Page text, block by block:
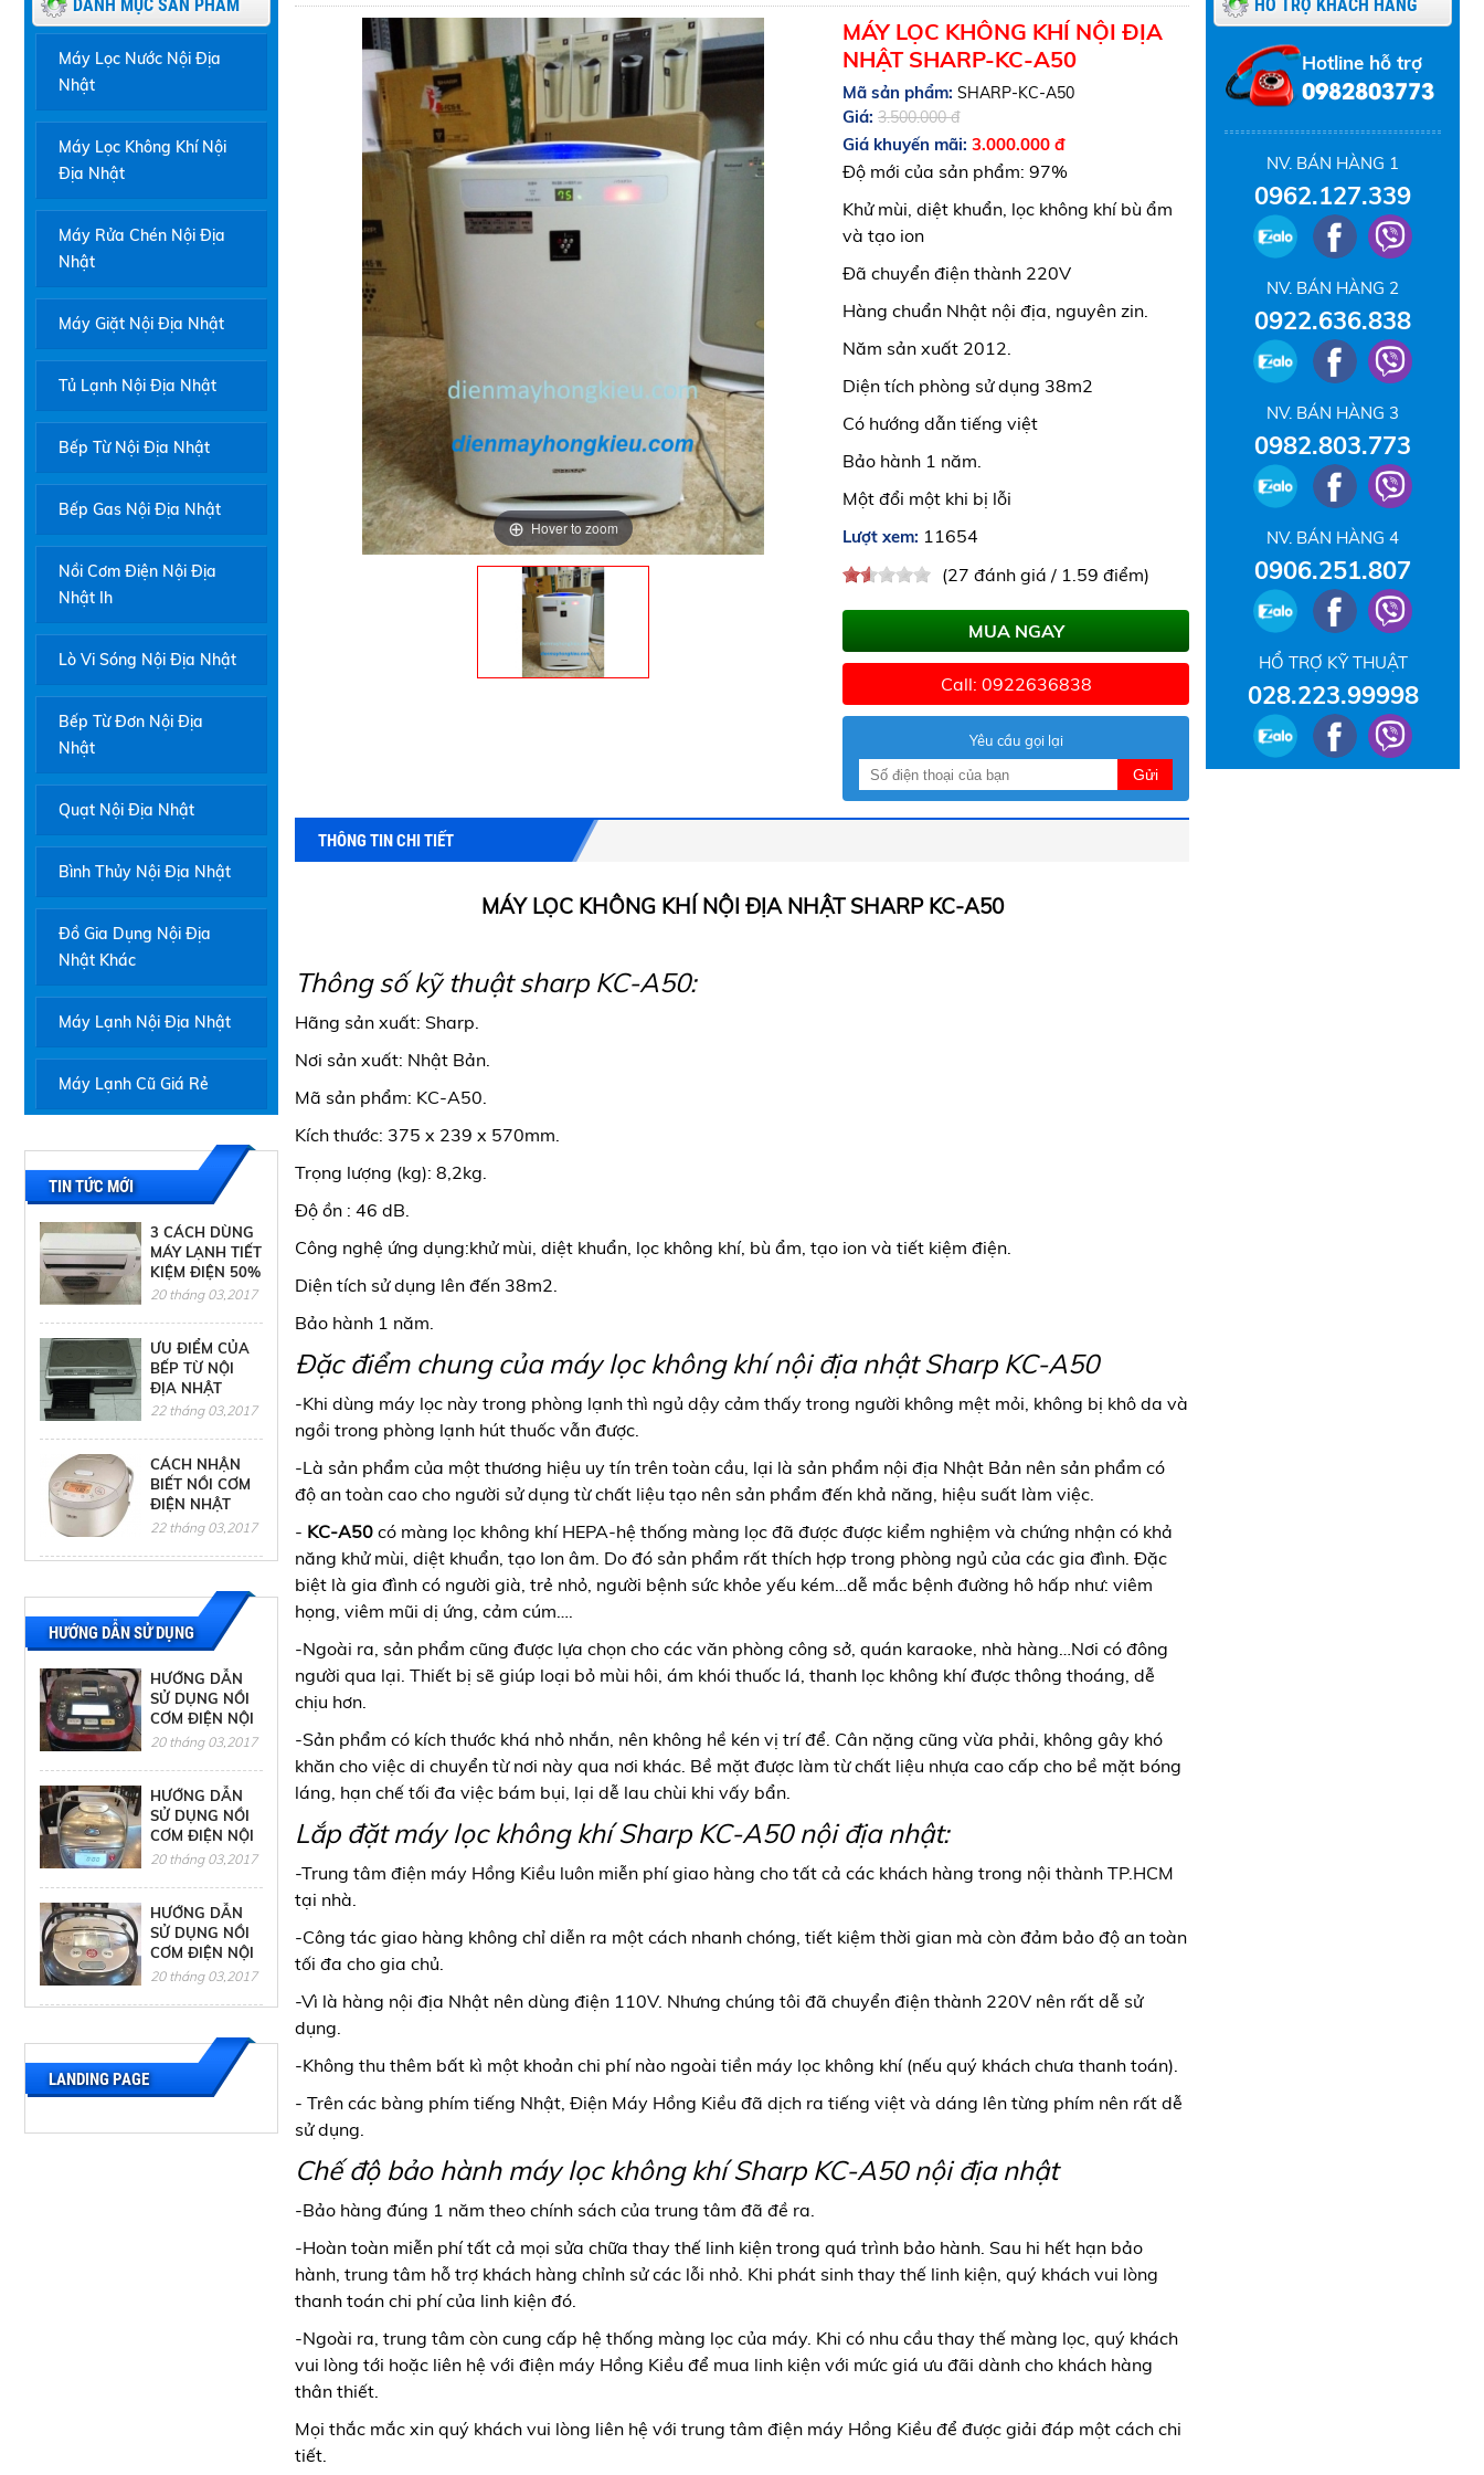
HỖ TRỢ KHÁCH HÀNG
Hotline hỗ trợ
0982803773
NV. BÁN HÀNG 1
0962.127.339
NV. BÁN HÀNG 2
0922.636.838
NV. BÁN HÀNG 3
0982.803.773
NV. BÁN HÀNG 4
0906.251.807
HỔ TRỢ KỸ THUẬT
028.223.99998
Hover to zoom
MÁY LỌC KHÔNG KHÍ NỘI ĐỊA
NHẬT SHARP-KC-A50
Mã sản phẩm: SHARP-KC-A50
Giá: 3.500.000 đ
Giá khuyến mãi: 3.000.000 đ
Độ mới của sản phẩm: 97%
Khử mùi, diệt khuẩn, lọc không khí bù ẩm
và tạo ion
Đã chuyển điện thành 220V
Hàng chuẩn Nhật nội địa, nguyên zin.
Năm sản xuất 2012.
Diện tích phòng sử dụng 38m2
Có hướng dẫn tiếng việt
Bảo hành 1 năm.
Một đổi một khi bị lỗi
Lượt xem: 11654
(27 đánh giá / 1.59 điểm)
MUA NGAY
Call: 0922636838
Yêu cầu gọi lại
Gửi
THÔNG TIN CHI TIẾT
MÁY LỌC KHÔNG KHÍ NỘI ĐỊA NHẬT SHARP KC-A50
Thông số kỹ thuật sharp KC-A50:
Hãng sản xuất: Sharp.
Nơi sản xuất: Nhật Bản.
Mã sản phẩm: KC-A50.
Kích thước: 375 x 239 x 570mm.
Trọng lượng (kg): 8,2kg.
Độ ồn : 46 dB.
Công nghệ ứng dụng:khử mùi, diệt khuẩn, lọc không khí, bù ẩm, tạo ion và tiết kiệm điện.
Diện tích sử dụng lên đến 38m2.
Bảo hành 1 năm.
Đặc điểm chung của máy lọc không khí nội địa nhật Sharp KC-A50
-Khi dùng máy lọc này trong phòng lạnh thì ngủ dậy cảm thấy trong người không mệt mỏi, không bị khô da và
ngồi trong phòng lạnh hút thuốc vẫn được.
-Là sản phẩm của một thương hiệu uy tín trên toàn cầu, lại là sản phẩm nội địa Nhật Bản nên sản phẩm có
độ an toàn cao cho người sử dụng từ chất liệu tạo nên sản phẩm đến khả năng, hiệu suất làm việc.
- KC-A50 có màng lọc không khí HEPA-hệ thống màng lọc đã được được kiểm nghiệm và chứng nhận có khả
năng khử mùi, diệt khuẩn, tạo Ion âm. Do đó sản phẩm rất thích hợp trong phòng ngủ của các gia đình. Đặc
biệt là gia đình có người già, trẻ nhỏ, người bệnh sức khỏe yếu kém…dễ mắc bệnh đường hô hấp như: viêm
họng, viêm mũi dị ứng, cảm cúm….
-Ngoài ra, sản phẩm cũng được lựa chọn cho các văn phòng công sở, quán karaoke, nhà hàng…Nơi có đông
người qua lại. Thiết bị sẽ giúp loại bỏ mùi hôi, ám khói thuốc lá, thanh lọc không khí được thông thoáng, dễ
chịu hơn.
-Sản phẩm có kích thước khá nhỏ nhắn, nên không hề kén vị trí để. Cân nặng cũng vừa phải, không gây khó
khăn cho việc di chuyển từ nơi này qua nơi khác. Bề mặt được làm từ chất liệu nhựa cao cấp cho bề mặt bóng
láng, hạn chế tối đa việc bám bụi, lại dễ lau chùi khi vấy bẩn.
Lắp đặt máy lọc không khí Sharp KC-A50 nội địa nhật:
-Trung tâm điện máy Hồng Kiều luôn miễn phí giao hàng cho tất cả các khách hàng trong nội thành TP.HCM
tại nhà.
-Công tác giao hàng không chỉ diễn ra một cách nhanh chóng, tiết kiệm thời gian mà còn đảm bảo độ an toàn
tối đa cho gia chủ.
-Vì là hàng nội địa Nhật nên dùng điện 110V. Nhưng chúng tôi đã chuyển điện thành 220V nên rất dễ sử
dụng.
-Không thu thêm bất kì một khoản chi phí nào ngoài tiền máy lọc không khí (nếu quý khách chưa thanh toán).
- Trên các bàng phím tiếng Nhật, Điện Máy Hồng Kiều đã dịch ra tiếng việt và dáng lên từng phím nên rất dễ
sử dụng.
Chế độ bảo hành máy lọc không khí Sharp KC-A50 nội địa nhật
-Bảo hàng đúng 1 năm theo chính sách của trung tâm đã đề ra.
-Hoàn toàn miễn phí tất cả mọi sửa chữa thay thế linh kiện trong quá trình bảo hành. Sau hi hết hạn bảo
hành, trung tâm hỗ trợ khách hàng chỉnh sử các lỗi nhỏ. Khi phát sinh thay thế linh kiện, quý khách vui lòng
thanh toán chi phí của linh kiện đó.
-Ngoài ra, trung tâm còn cung cấp hệ thống màng lọc của máy. Khi có nhu cầu thay thế màng lọc, quý khách
vui lòng tới hoặc liên hệ với điện máy Hồng Kiều để mua linh kiện với mức giá ưu đãi dành cho khách hàng
thân thiết.
Mọi thắc mắc xin quý khách vui lòng liên hệ với trung tâm điện máy Hồng Kiều để được giải đáp một cách chi
tiết.
DANH MỤC SẢN PHẨM
Máy Lọc Nước Nội Địa
Nhật
Máy Lọc Không Khí Nội
Địa Nhật
Máy Rửa Chén Nội Địa
Nhật
Máy Giặt Nội Địa Nhật
Tủ Lạnh Nội Địa Nhật
Bếp Từ Nội Địa Nhật
Bếp Gas Nội Địa Nhật
Nồi Cơm Điện Nội Địa
Nhật Ih
Lò Vi Sóng Nội Địa Nhật
Bếp Từ Đơn Nội Địa
Nhật
Quạt Nội Địa Nhật
Bình Thủy Nội Địa Nhật
Đồ Gia Dụng Nội Địa
Nhật Khác
Máy Lạnh Nội Địa Nhật
Máy Lạnh Cũ Giá Rẻ
TIN TỨC MỚI
3 CÁCH DÙNG
MÁY LẠNH TIẾT
KIỆM ĐIỆN 50%
20 tháng 03,2017
ƯU ĐIỂM CỦA
BẾP TỪ NỘI
ĐỊA NHẬT
22 tháng 03,2017
CÁCH NHẬN
BIẾT NỒI CƠM
ĐIỆN NHẬT
NÀO CÒN
22 tháng 03,2017
TÌNH HUỐNG
KHI SỬA TỦ
LẠNH TẠI NHÀ
22 tháng 03,2017
HƯỚNG DẪN SỬ DỤNG
HƯỚNG DẪN
SỬ DỤNG NỒI
CƠM ĐIỆN NỘI
ĐỊA NHẬT
20 tháng 03,2017
HƯỚNG DẪN
SỬ DỤNG NỒI
CƠM ĐIỆN NỘI
ĐỊA NHẬT
20 tháng 03,2017
HƯỚNG DẪN
SỬ DỤNG NỒI
CƠM ĐIỆN NỘI
ĐỊA NHẬT
20 tháng 03,2017
SỬ DỤNG NỒI
CƠM ĐIỆN NỘI
ĐỊA NHẬT
20 tháng 03,2017
LANDING PAGE